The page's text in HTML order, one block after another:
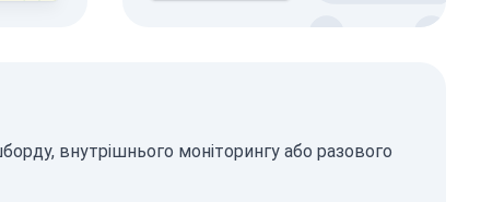
внутрішнього моніторингу або разового